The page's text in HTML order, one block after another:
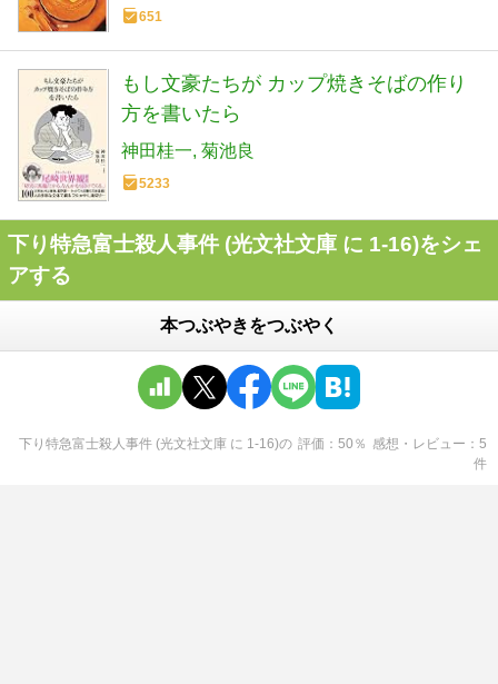
651
もし文豪たちが カップ焼きそばの作り
方を書いたら
神田桂一 菊池良
5233
下り特急富士殺人事件 (光文社文庫 に 1-16)をシェ
アする
本つぶやきをつぶやく
下り特急富士殺人事件 (光文社文庫 に 1-16)の 評価 50 ％ 感想・レビュー
5
件